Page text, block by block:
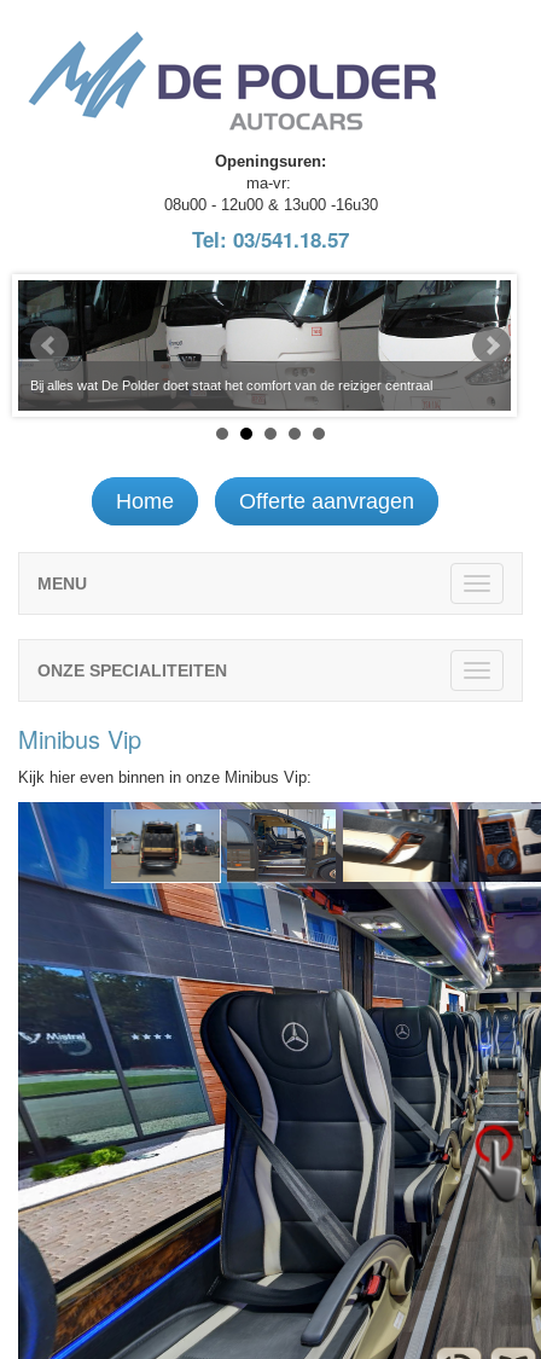
Openingsuren:
ma-vr:
08u00 - 12u00 & 13u00 -16u30
Tel: 03/541.18.57
Bij alles wat De Polder doet staat het comfort van de reiziger centraal
Home Offerte aanvragen
MENU
ONZE SPECIALITEITEN
Minibus Vip
Kijk hier even binnen in onze Minibus Vip: